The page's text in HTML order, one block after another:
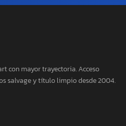
con mayor trayectoria. Acceso
salvage y título limpio desde 2004.